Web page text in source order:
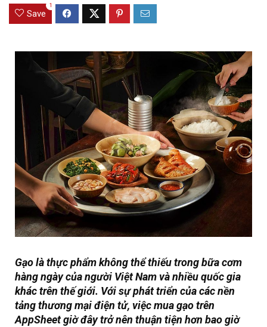
Save
1
Gạo là thực phẩm không thể thiếu trong bữa cơm
hàng ngày của người Việt Nam và nhiều quốc gia
khác trên thế giới. Với sự phát triển của các nền
tảng thương mại điện tử, việcmua gạo trên
AppSheetgiờ đây trở nên thuận tiện hơn bao giờ